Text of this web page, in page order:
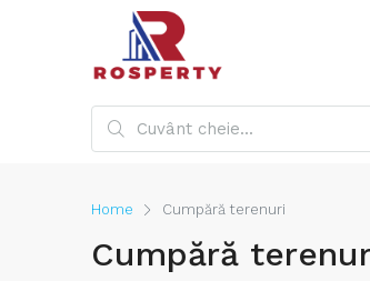
Home Cumpără terenuri
Cumpără